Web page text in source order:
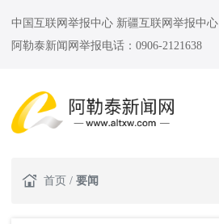
中国互联网举报中心 新疆互联网举报中心
阿勒泰新闻网举报电话：0906-2121638
首页 / 要闻